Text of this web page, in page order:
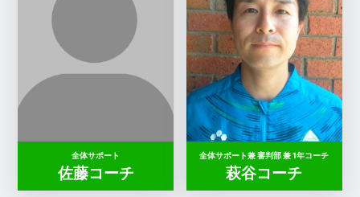
全体サポート
佐藤コーチ
全体サポート兼 審判部 兼 1年コーチ
萩谷コーチ